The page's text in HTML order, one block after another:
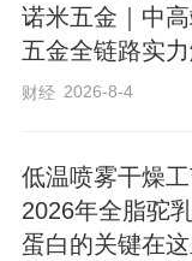
第二，拒绝“
配料表，坚
择配料干净
剂、无过量
形热量与有害
诺米五金｜中
五金全链路实
财经 2026-8-4
低温喷雾干燥工
2026年全脂驼
蛋白的关键在